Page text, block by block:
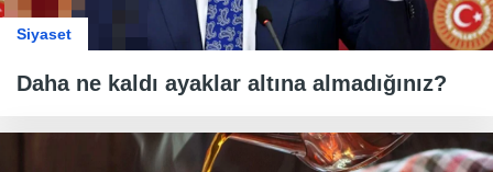
Siyaset
Daha ne kaldı ayaklar altına almadığınız?